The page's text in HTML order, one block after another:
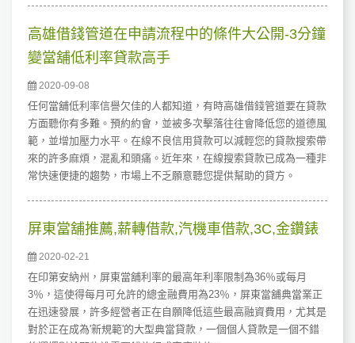
高雄借錢管道在申請流程中的條件大公開-3分鐘
變當舖低利率貸款高手
2020-09-08
任何當舖低利率信譽欠佳的人都知道，有時高雄借錢管道要在貸款
方面聽你有多難。預約約會，並被多次擊落往往會降低您的道德風
範，並增加壓力水平。在線不良信用貸款可以減輕您的貸款搜索帶
來的許多麻煩，混亂和頭痛。近年來，在線搜索貸款已成為一種非
常快速便捷的趨勢，市場上不乏願意聽您提供幫助的貸方。
屏東當舖推薦,薪轉借款,汽機車借款,3C,金鑽錶
2020-02-21
在印第安納州，屏東當舖利率的最高年利率限制為36％或每月
3％，這使得每月可允許的總金融費用為23％，屏東當舖典當業正
在迅速發展，許多經營者正在自願降低這些最高融資費用，尤其是
對於正在成為'新規範'的大型典當貸款，一個個人貸款是一個不錯